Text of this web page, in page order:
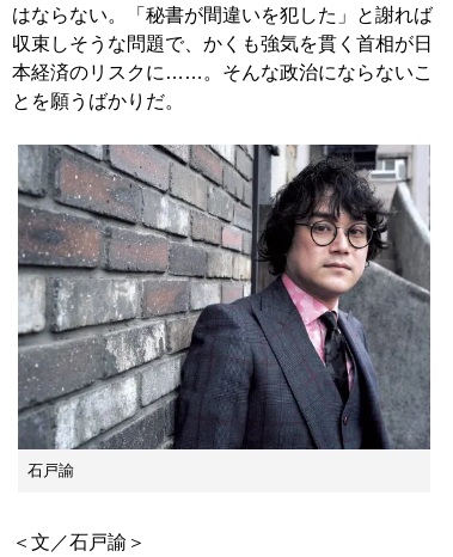
はならない。「秘書が間違いを犯した」と謝れば
収束しそうな問題で、かくも強気を貫く首相が日
本経済のリスクに……。そんな政治にならないこ
とを願うばかりだ。
石戸諭